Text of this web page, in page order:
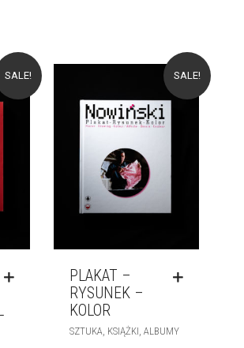
SALE! SALE!
PLAKAT –
RYSUNEK –
KOLOR
SZTUKA KSIĄŻKI ALBUMY